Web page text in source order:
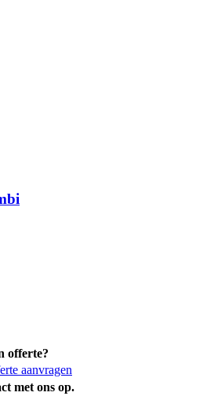
offerte?
aanvragen
met ons op.